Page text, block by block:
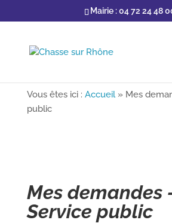
Mairie : 04 72 24 48
Vous êtes ici : Accueil» Mes
public
Mes demandes
Service public